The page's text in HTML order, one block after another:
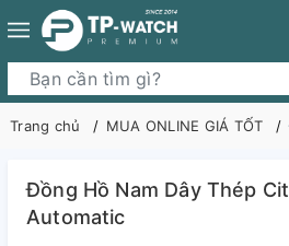
Trang chủ MUA ONLINE GIÁ TỐT
Đồng Hồ Nam Dây Thép
Automatic